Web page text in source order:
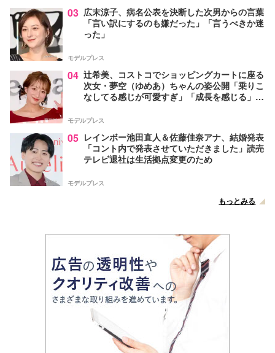
03 広末涼子、病名公表を決断した次男からの言葉
「言い訳にするのも嫌だった」「言うべきか迷
った」
モデルプレス
04 辻希美、コストコでショッピングカートに座る
次女・夢空（ゆめあ）ちゃんの姿公開「乗りこ
なしてる感じが可愛すぎ」「成長を感じる」の
モデルプレス
05 レインボー池田直人＆佐藤佳奈アナ、結婚発表
「コント内で発表させていただきました」読売
テレビ退社は生活拠点変更のため
モデルプレス
もっとみる